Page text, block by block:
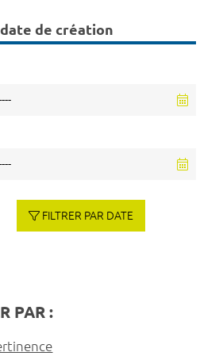
de création
FILTRER PAR DATE
PAR :